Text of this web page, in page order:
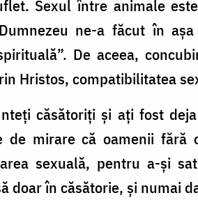
Sexul între animale
ne-a făcut în
De aceea,
Hristos, compatibilitatea
căsătoriţi şi aţi fost
de mirare că oamenii fără
sexuală, pentru a-şi
doar în căsătorie, şi numai